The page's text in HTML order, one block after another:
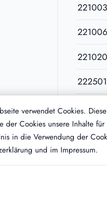
221003
221006
221020
222501
224001
verwendet Cookies.
der Cookies unsere Inhalte
in die Verwendung der
und im Impressum.